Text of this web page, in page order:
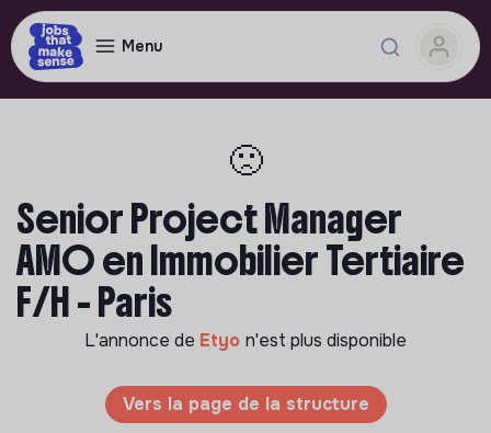
Menu
🙁
Senior Project Manager
AMO en Immobilier Tertiaire
F/H - Paris
L'annonce de Etyo n'est plus disponible
Vers la page de la structure